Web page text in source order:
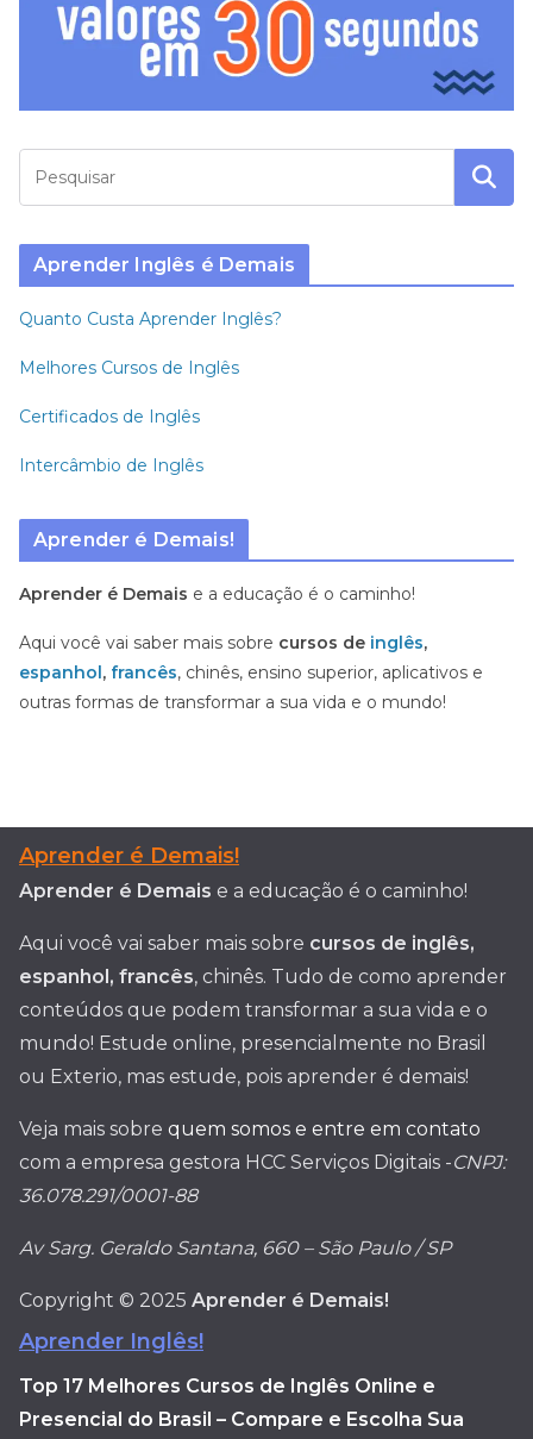
Aprender Inglês é Demais
Quanto Custa Aprender Inglês?
Melhores Cursos de Inglês
Certificados de Inglês
Intercâmbio de Inglês
Aprender é Demais!
Aprender é Demais e a educação é o caminho!
Aqui você vai saber mais sobre cursos de inglês,
espanhol, francês, chinês, ensino superior, aplicativos e
outras formas de transformar a sua vida e o mundo!
Aprender é Demais!
Aprender é Demais e a educação é o caminho!
Aqui você vai saber mais sobre cursos de inglês,
espanhol, francês, chinês. Tudo de como aprender
conteúdos que podem transformar a sua vida e o
mundo! Estude online, presencialmente no Brasil
ou Exterio, mas estude, pois aprender é demais!
Veja mais sobre quem somos e entre em contato
com a empresa gestora HCC Serviços Digitais -CNPJ:
36.078.291/0001-88
Av Sarg. Geraldo Santana, 660 – São Paulo / SP
Copyright © 2025 Aprender é Demais!
Aprender Inglês!
Top 17 Melhores Cursos de Inglês Online e
Presencial do Brasil – Compare e Escolha Sua